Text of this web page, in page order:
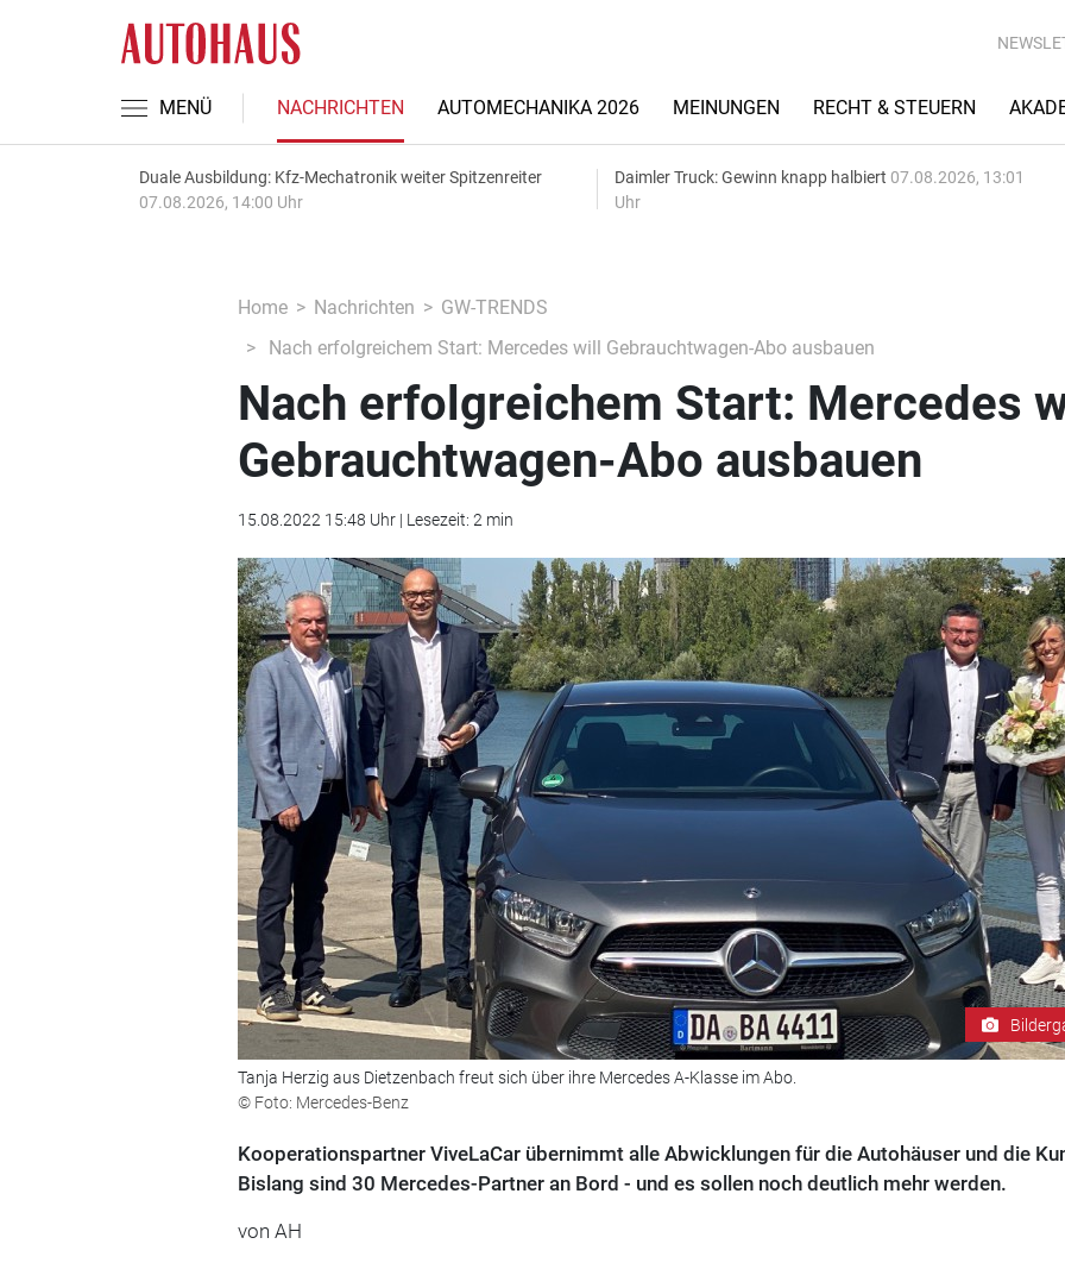
MENÜ NACHRICHTEN AUTOMECHANIKA 2026 MEINUNGEN RECHT & STEUERN
Duale Ausbildung: Kfz-Mechatronik weiter Spitzenreiter
07.08.2026, 14:00 Uhr
Daimler Truck: Gewinn knapp halbiert 07.08.2026, 13:01
Uhr
Home Nachrichten
GW-TRENDS
Nach erfolgreichem Start: Mercedes will Gebrauchtwagen-Abo ausbauen
Nach erfolgreichem Start: Mercedes
Gebrauchtwagen-Abo ausbauen
15.08.2022 15:48 Uhr | Lesezeit: 2 min
Tanja Herzig aus Dietzenbach freut sich über ihre Mercedes A-Klasse im Abo.
© Foto: Mercedes-Benz
Kooperationspartner ViveLaCar übernimmt alle Abwicklungen für die Autohäuser und die
Bislang sind 30 Mercedes-Partner an Bord - und es sollen noch deutlich mehr werden.
von AH